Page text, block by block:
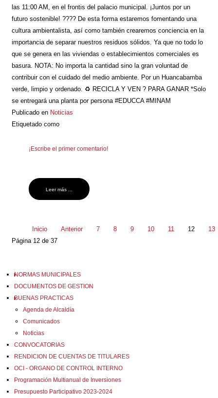
las 11:00 AM, en el frontis del palacio municipal. ¡Juntos por un
futuro sostenible! ???? De esta forma estaremos fomentando una
cultura ambientalista, así como también crearemos conciencia en la
importancia de separar nuestros residuos sólidos. Ya que no todo lo
que se genera en las viviendas o establecimientos comerciales es
basura. NOTA: No importa la cantidad sino la gran voluntad de
contribuir con el cuidado del medio ambiente. Por un Huancabamba
verde, limpio y ordenado. ♻️ RECICLA Y VEN ? PARA GANAR *Solo
se entregará una planta por persona #EDUCCA #MINAM
Publicado en Noticias
Etiquetado como
¡Escribe el primer comentario!
Leer más ...
Inicio Anterior 7 8 9 10 11 12
13
Página 12 de 37
NORMAS MUNICIPALES
DOCUMENTOS DE GESTION
BUENAS PRACTICAS
Agenda de Alcaldía
Comunicados
Noticias
CONVOCATORIAS
RENDICION DE CUENTAS DE TITULARES
OCI - ORGANO DE CONTROL INTERNO
Programación Multianual de Inversiones
Presupuesto Participativo 2023-2024